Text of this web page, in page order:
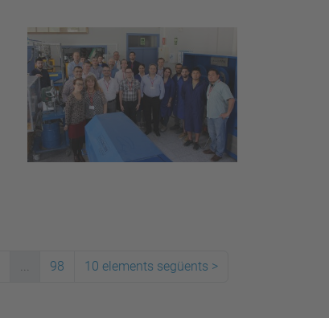
... 98 10 elements següents >